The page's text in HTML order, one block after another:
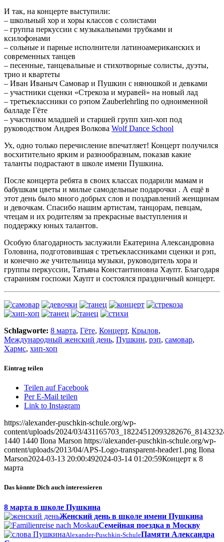
И так, на концерте выступили:
– школьный хор и хоры классов с солистами
– группа перкуссии с музыкальными трубками и
ксилофонами
– сольные и парные исполнители латиноамериканских и
современных танцев
– песенные, танцевальные и стихотворные солисты, дуэты,
трио и квартеты
– Иван Иваныч Самовар и Пушкин с нянюшкой и девками
– участники сценки «Стрекоза и муравей» на новый лад
– третьеклассники со рэпом Zauberlehrling по одноименной
балладе Гёте
– участники младшей и старшей групп хип-хоп под
руководством Андрея Волкова Wolf Dance School
Ух, одно только перечисление впечатляет! Концерт получился
восхитительно ярким и разнообразным, показав какие
таланты подрастают в школе имени Пушкина.
После концерта ребята в своих классах подарили мамам и
бабушкам цветы и милые самодельные подарочки . А ещё в
этот день было много добрых слов и поздравлений женщинам
и девочкам. Спасибо нашим артистам, танцорам, певцам,
чтецам и их родителям за прекрасные выступления и
поддержку юных талантов.
Особую благодарность заслужили Екатерина Александровна
Головина, подготовившая с третьеклассниками сценки и рэп,
и конечно же учительница музыки, руководитель хора и
группы перкуссии, Татьяна Константиновна Хаупт. Благодаря
стараниям госпожи Хаупт и состоялся праздничный концерт.
Schlagworte: 8 марта, Гёте, Концерт, Крылов,
Международный женский день, Пушкин, рэп, самовар,
Хармс, хип-хоп
Eintrag teilen
Teilen auf Facebook
Per E-Mail teilen
Link to Instagram
https://alexander-puschkin-schule.org/wp-
content/uploads/2024/03/
1440 1440 Ilona Marson https://alexander-puschkin-schule.org/wp-
content/uploads/2013/04/APS-Logo-transparent-header1.png Ilona
Marson2024-03-13 20:00:492024-03-14 01:20:59Концерт к 8
марта
Das könnte Dich auch interessieren
8 марта в школе Пушкина
Женский день в школе имени Пушкина
Семейная поездка в Москву
Alexander-Puschkin-SchuleПамяти Александра